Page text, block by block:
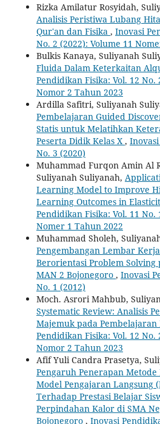
Rizka Amilatur Rosyidah,
Analisis Peristiwa Lubang
Qur'an dan Fisika , Inovasi
No. 2 (2022): Volume 11
Bulkis Kanaya, Suliyanah
Fluida Dalam Keterkaitan
Pendidikan Fisika: Vol. 12 No.
Nomor 2 Tahun 2023
Ardilla Safitri, Suliyanah
Pembelajaran Guided
Statis untuk Melatihkan
Peserta Didik Kelas X ,
No. 3 (2020)
Muhammad Furqon Amin Al
Suliyanah Suliyanah,
Learning Model to Improve
Learning Outcomes in
Pendidikan Fisika: Vol. 11 No.
Nomer 1 Tahun 2022
Muhammad Sholeh,
Pengembangan Lembar
Berorientasi Problem
‎MAN 2 Bojonegoro‎ , Inovasi
No. 1 (2012)
Moch. Asrori Mahbub,
Systematic Review: Analisis
Majemuk pada Pembelajaran
Pendidikan Fisika: Vol. 12 No.
Nomor 2 Tahun 2023
Afif Yuli Candra Prasetya,
Pengaruh Penerapan
Model Pengajaran Langsung
‎Terhadap Prestasi Belajar
Perpindahan Kalor di SMA
Bojonegoro , Inovasi